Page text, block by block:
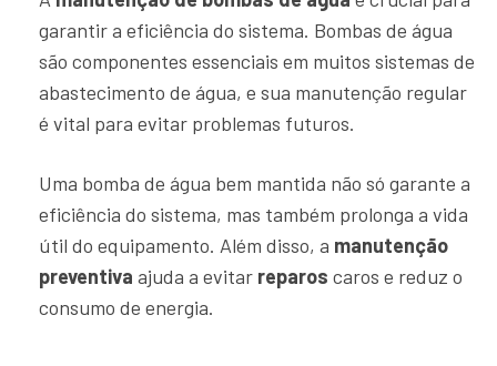
garantir a eficiência do sistema. Bombas de água
são componentes essenciais em muitos sistemas de
abastecimento de água, e sua manutenção regular
é vital para evitar problemas futuros.
Uma bomba de água bem mantida não só garante a
eficiência do sistema, mas também prolonga a vida
útil do equipamento. Além disso, a manutenção
preventiva ajuda a evitar reparos caros e reduz o
consumo de energia.